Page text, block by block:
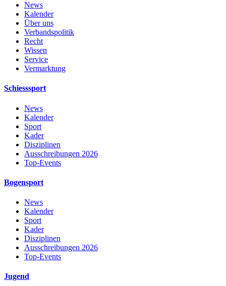
News
Kalender
Über uns
Verbandspolitik
Recht
Wissen
Service
Vermarktung
Schiesssport
News
Kalender
Sport
Kader
Disziplinen
Ausschreibungen 2026
Top-Events
Bogensport
News
Kalender
Sport
Kader
Disziplinen
Ausschreibungen 2026
Top-Events
Jugend